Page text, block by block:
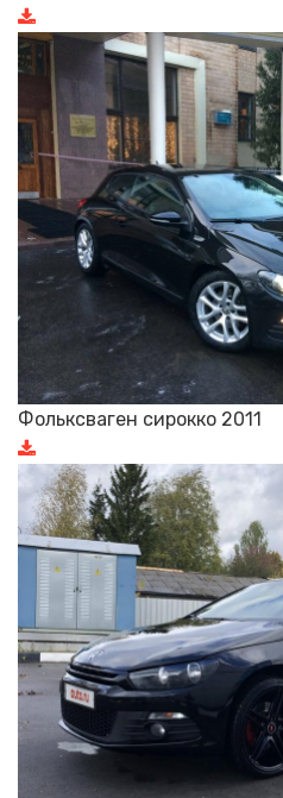
Фольксваген сирокко 2011